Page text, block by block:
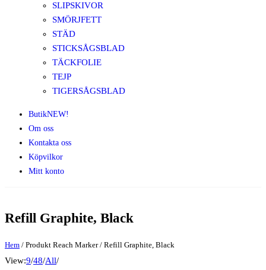
SLIPSKIVOR
SMÖRJFETT
STÄD
STICKSÅGSBLAD
TÄCKFOLIE
TEJP
TIGERSÅGSBLAD
ButikNEW!
Om oss
Kontakta oss
Köpvilkor
Mitt konto
Refill Graphite, Black
Hem / Produkt Reach Marker / Refill Graphite, Black
View:9/48/All/